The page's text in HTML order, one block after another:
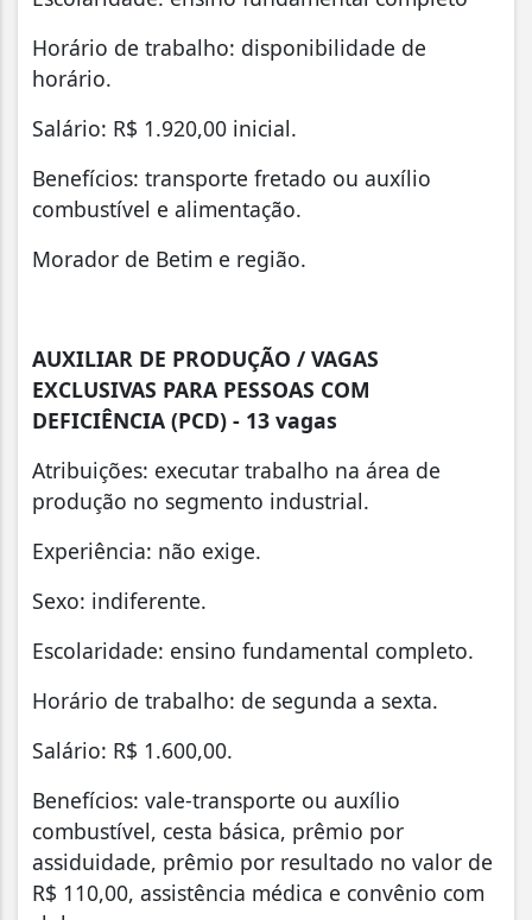
Horário de trabalho: disponibilidade de
horário.
Salário: R$ 1.920,00 inicial.
Benefícios: transporte fretado ou auxílio
combustível e alimentação.
Morador de Betim e região.
AUXILIAR DE PRODUÇÃO / VAGAS
EXCLUSIVAS PARA PESSOAS COM
DEFICIÊNCIA (PCD) - 13 vagas
Atribuições: executar trabalho na área de
produção no segmento industrial.
Experiência: não exige.
Sexo: indiferente.
Escolaridade: ensino fundamental completo.
Horário de trabalho: de segunda a sexta.
Salário: R$ 1.600,00.
Benefícios: vale-transporte ou auxílio
combustível, cesta básica, prêmio por
assiduidade, prêmio por resultado no valor de
R$ 110,00, assistência médica e convênio com